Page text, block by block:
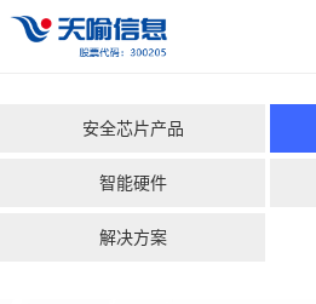
安全芯片产品
智能硬件
解决方案